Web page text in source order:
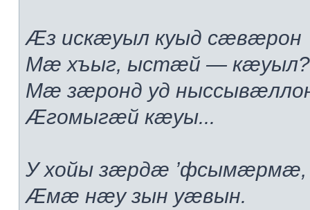
Æз искæуыл куыд сæвæрон
Мæ хъыг, ыстæй —
Мæ зæронд уд
Æгомыгæй кæуы...
У хойы зæрдæ
Æмæ нæу зын уæвын.